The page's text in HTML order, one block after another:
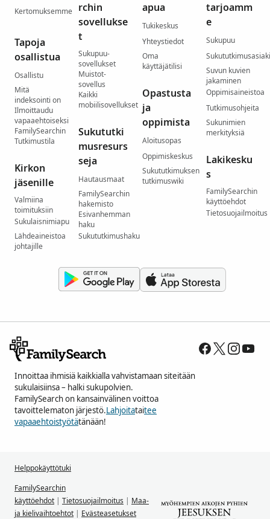
Kertomuksemme
Tapoja
osallistua
Osallistu
Mitä
indeksointi on
Ilmoittaudu
vapaaehtoiseksi
FamilySearchin
Tutkimustila
Kirkon
jäsenille
Valmiina
toimituksiin
Sukulaisnimiapu
Lähdeaineistoa
johtajille
rchin
sovellukse
t
Sukupuu-
sovellukset
Muistot-
sovellus
Kaikki
mobiilisovellukset
Sukututki
musresurs
seja
Hautausmaat
FamilySearchin
hakemisto
Esivanhemman
haku
Sukututkimushaku
apua
Tukikeskus
Yhteystiedot
Oma
käyttäjätilisi
Opastusta
ja
oppimista
Aloitusopas
Oppimiskeskus
Sukututkimuksen
tutkimuswiki
tarjoamm
e
Sukupuu
Suvun kuvien
jakaminen
Oppimisaineistoa
Tutkimusohjeita
Sukunimien
merkityksiä
Lakikesku
s
FamilySearchin
käyttöehdot
Tietosuojailmoitus
Innoittaa ihmisiä kaikkialla vahvistamaan siteitään
sukulaisiinsa – halki sukupolvien.
FamilySearch on kansainvälinen voittoa
tavoittelematon järjestö.Lahjoitataitee
vapaaehtoistyötätänään!
Helppokäyttötuki
FamilySearchin
käyttöehdot | Tietosuojailmoitus | Maa-
ja kielivaihtoehtot | Evästeasetukset